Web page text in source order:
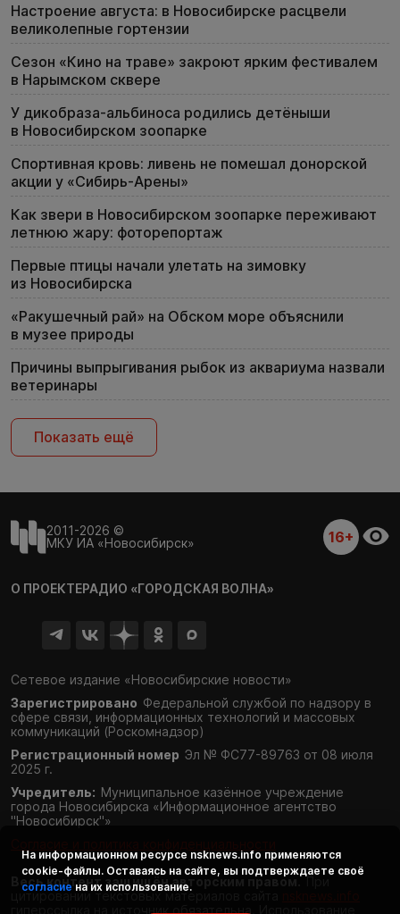
Настроение августа: в Новосибирске расцвели
великолепные гортензии
Сезон «Кино на траве» закроют ярким фестивалем
в Нарымском сквере
У дикобраза-альбиноса родились детёныши
в Новосибирском зоопарке
Спортивная кровь: ливень не помешал донорской
акции у «Сибирь-Арены»
Как звери в Новосибирском зоопарке переживают
летнюю жару: фоторепортаж
Первые птицы начали улетать на зимовку
из Новосибирска
«Ракушечный рай» на Обском море объяснили
в музее природы
Причины выпрыгивания рыбок из аквариума назвали
ветеринары
Показать ещё
2011-2026 ©
МКУ ИА «Новосибирск»
16+
О ПРОЕКТЕРАДИО «ГОРОДСКАЯ ВОЛНА»
Сетевое издание «Новосибирские новости»
Зарегистрировано Федеральной службой по надзору в
сфере связи, информационных технологий и массовых
коммуникаций (Роскомнадзор)
Регистрационный номер Эл № ФС77-89763 от 08 июля
2025 г.
Учредитель: Муниципальное казённое учреждение
города Новосибирска «Информационное агентство
"Новосибирск"»
Весь контент защищён авторским правом. При
цитировании текстовых материалов сайта
гиперссылка на источник обязательна. Использование
На информационном ресурсе nsknews.info применяются
cookie-файлы. Оставаясь на сайте, вы подтверждаете своё
согласие на их использование.